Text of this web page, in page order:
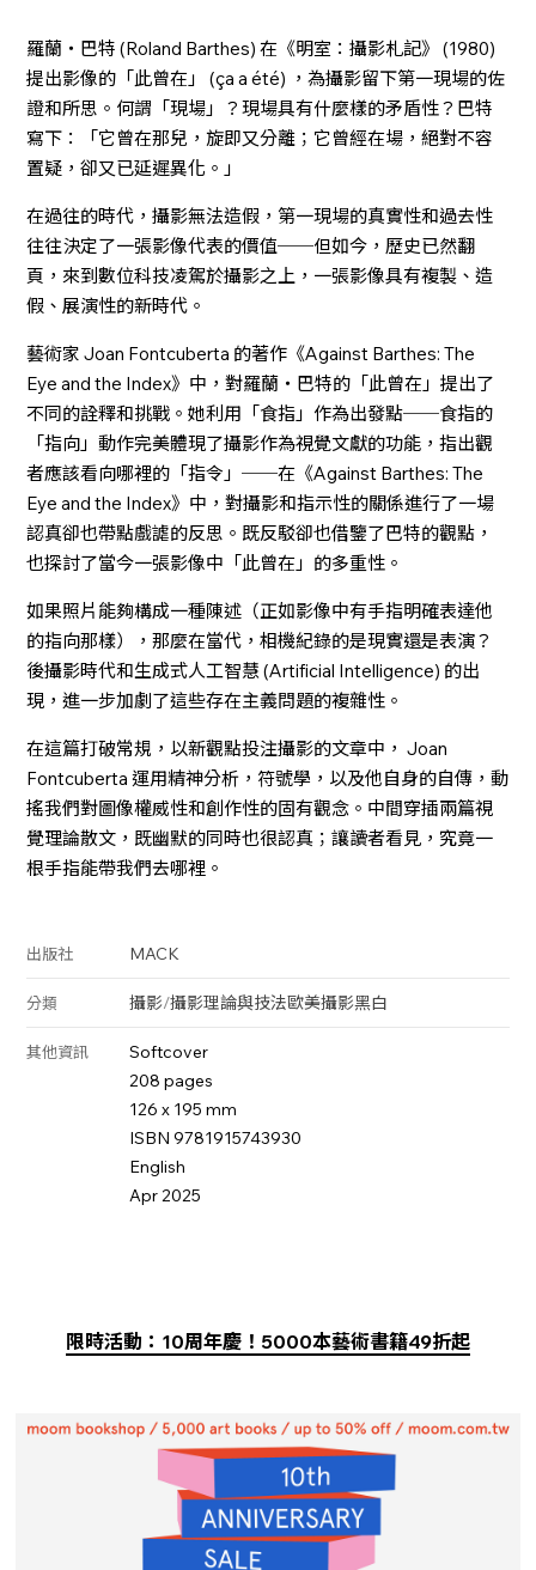
羅蘭・巴特 (Roland Barthes) 在《明室：攝影札記》 (1980)
提出影像的「此曾在」 (ça a été) ，為攝影留下第一現場的佐
證和所思。何謂「現場」？現場具有什麼樣的矛盾性？巴特
寫下：「它曾在那兒，旋即又分離；它曾經在場，絕對不容
置疑，卻又已延遲異化。」
在過往的時代，攝影無法造假，第一現場的真實性和過去性
往往決定了一張影像代表的價值──但如今，歷史已然翻
頁，來到數位科技凌駕於攝影之上，一張影像具有複製、造
假、展演性的新時代。
藝術家 Joan Fontcuberta 的著作《Against Barthes: The
Eye and the Index》中，對羅蘭・巴特的「此曾在」提出了
不同的詮釋和挑戰。她利用「食指」作為出發點──食指的
「指向」動作完美體現了攝影作為視覺文獻的功能，指出觀
者應該看向哪裡的「指令」──在《Against Barthes: The
Eye and the Index》中，對攝影和指示性的關係進行了一場
認真卻也帶點戲謔的反思。既反駁卻也借鑒了巴特的觀點，
也探討了當今一張影像中「此曾在」的多重性。
如果照片能夠構成一種陳述（正如影像中有手指明確表達他
的指向那樣），那麼在當代，相機紀錄的是現實還是表演？
後攝影時代和生成式人工智慧 (Artificial Intelligence) 的出
現，進一步加劇了這些存在主義問題的複雜性。
在這篇打破常規，以新觀點投注攝影的文章中， Joan
Fontcuberta 運用精神分析，符號學，以及他自身的自傳，動
搖我們對圖像權威性和創作性的固有觀念。中間穿插兩篇視
覺理論散文，既幽默的同時也很認真；讓讀者看見，究竟一
根手指能帶我們去哪裡。
出版社 MACK
分類 攝影/攝影理論與技法歐美攝影黑白
其他資訊
Softcover
208 pages
126 x 195 mm
ISBN 9781915743930
English
Apr 2025
限時活動：10周年慶！5000本藝術書籍49折起